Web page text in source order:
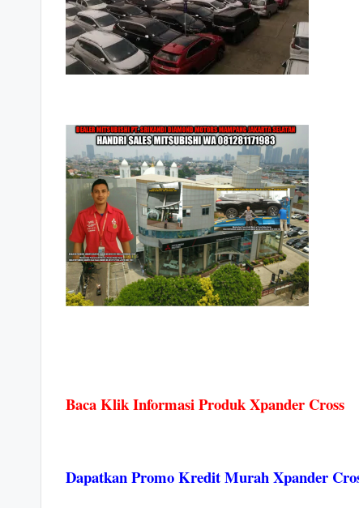
Baca Klik Informasi Produk Xpander Cross
Dapatkan Promo Kredit Murah Xpander